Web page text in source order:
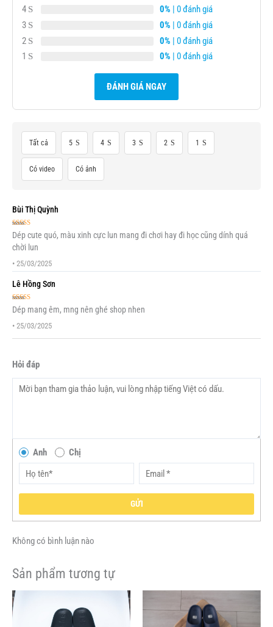
4
0% | 0 đánh giá
3
0% | 0 đánh giá
2
0% | 0 đánh giá
1
0% | 0 đánh giá
ĐÁNH GIÁ NGAY
Tất cả 5 4 3 2 1
Có video Có ảnh
Bùi Thị Quỳnh
Được xếp
hạng55 sao
Dép cute quó, màu xinh cực lun mang đi chơi hay đi học cũng dính quá
chời lun
• 25/03/2025
Lê Hồng Sơn
Được xếp
hạng 55 sao
Dép mang êm, mng nên ghé shop nhen
• 25/03/2025
Hỏi đáp
Anh Chị
GỬI
Không có bình luận nào
Sản phẩm tương tự
là:
Sản
phẩm
gốc
là:
phẩm